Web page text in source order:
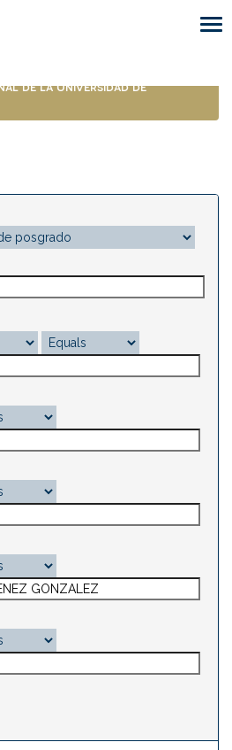
de la Universidad de